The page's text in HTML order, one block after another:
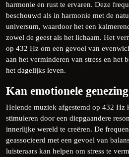
harmonie en rust te ervaren. Deze
beschouwd als in harmonie met de
universum, waardoor het een
zowel de geest als het lichaam. Het
op 432 Hz om een gevoel van
aan het verminderen van stress en het
het dagelijks leven.
Kan emotionele
Helende muziek afgestemd op 432 Hz
stimuleren door een diepgaandere
innerlijke wereld te creëren. De
geassocieerd met een gevoel van
luisteraars kan helpen om stress te